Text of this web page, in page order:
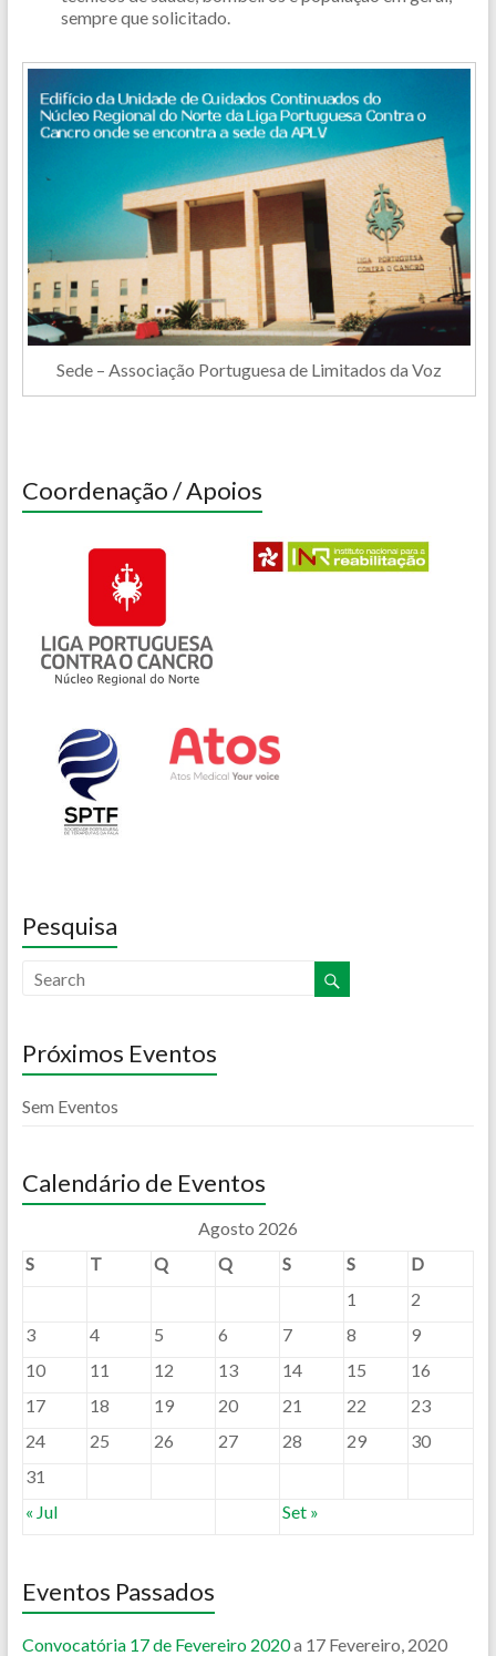
sempre que solicitado.
Sede – Associação Portuguesa de Limitados da Voz
Coordenação / Apoios
Pesquisa
Próximos Eventos
Sem Eventos
Calendário de Eventos
Agosto 2026
S
T Q Q S S D
« Jul Set »
1
2
3
4 5 6 7 8
9
10
11 12 13 14 15
16
17
18 19 20 21 22
23
24
25 26 27 28 29
30
31
Eventos Passados
Convocatória 17 de Fevereiro 2020a 17 Fevereiro, 2020